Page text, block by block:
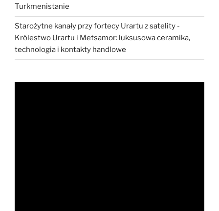
Turkmenistanie
Starożytne kanały przy fortecy Urartu z satelity -
Królestwo Urartu i Metsamor: luksusowa ceramika,
technologia i kontakty handlowe